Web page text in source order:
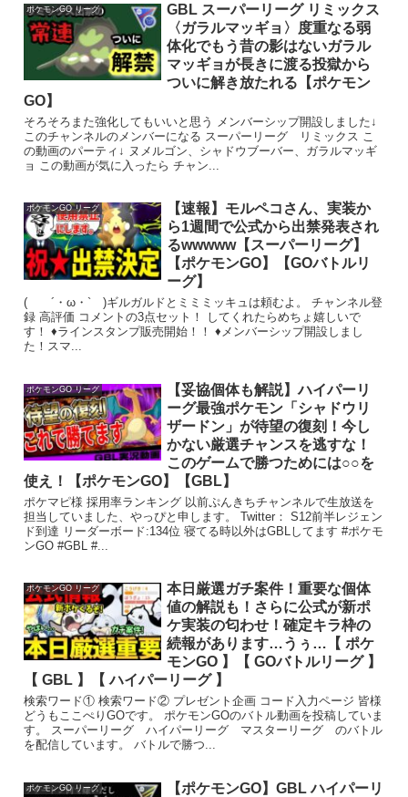
ポケモンGO リーグ
GBL スーパーリーグ リミックス
〈ガラルマッギョ〉度重なる弱
体化でもう昔の影はないガラル
マッギョが長きに渡る投獄から
ついに解き放たれる【ポケモン
GO】
そろそろまた強化してもいいと思う メンバーシップ開設しました↓
このチャンネルのメンバーになる スーパーリーグ リミックス こ
の動画のパーティ↓ ヌメルゴン、シャドウブーバー、ガラルマッギ
ョ この動画が気に入ったら チャン...
ポケモンGO リーグ
【速報】モルペコさん、実装か
ら1週間で公式から出禁発表され
るwwwww【スーパーリーグ】
【ポケモンGO】【GOバトルリ
ーグ】
( ´・ω・` )ギルガルドとミミミッキュは頼むよ。 チャンネル登
録 高評価 コメントの3点セット！ してくれたらめちょ嬉しいで
す！ ♦ラインスタンプ販売開始！！ ♦メンバーシップ開設しまし
た！スマ...
ポケモンGO リーグ
【妥協個体も解説】ハイパーリ
ーグ最強ポケモン「シャドウリ
ザードン」が待望の復刻！今し
かない厳選チャンスを逃すな！
このゲームで勝つためには○○を
使え！【ポケモンGO】【GBL】
ポケマピ様 採用率ランキング 以前ぷんきちチャンネルで生放送を
担当していました、やっぴと申します。 Twitter： S12前半レジェン
ド到達 リーダーボード:134位 寝てる時以外はGBLしてます #ポケモ
ンGO #GBL #...
ポケモンGO リーグ
本日厳選ガチ案件！重要な個体
値の解説も！さらに公式が新ポ
ケ実装の匂わせ！確定キラ枠の
続報があります…うぅ…【 ポケ
モンGO 】【 GOバトルリーグ 】
【 GBL 】【 ハイパーリーグ 】
検索ワード① 検索ワード② プレゼント企画 コード入力ページ 皆様
どうもここぺりGOです。 ポケモンGOのバトル動画を投稿していま
す。 スーパーリーグ ハイパーリーグ マスターリーグ のバトル
を配信しています。 バトルで勝つ...
ポケモンGO リーグ
【ポケモンGO】GBL ハイパーリ